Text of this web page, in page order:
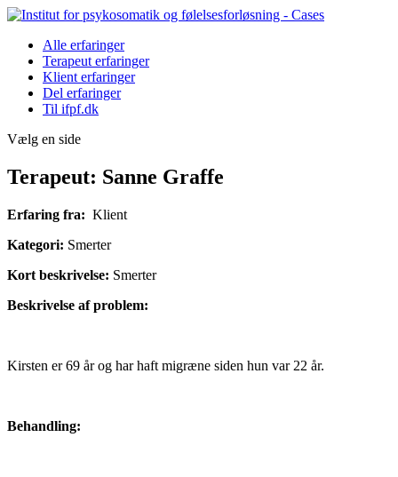
Alle erfaringer
Terapeut erfaringer
Klient erfaringer
Del erfaringer
Til ifpf.dk
Vælg en side
Terapeut: Sanne Graffe
Erfaring fra: Klient
Kategori: Smerter
Kort beskrivelse: Smerter
Beskrivelse af problem:
Kirsten er 69 år og har haft migræne siden hun var 22 år.
Behandling: